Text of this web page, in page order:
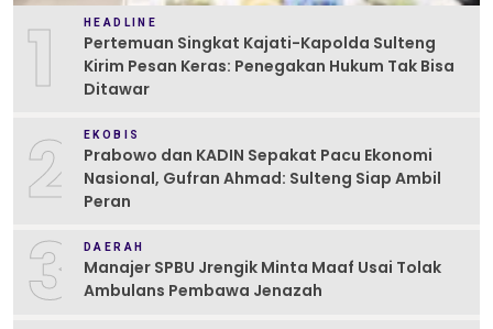
1 HEADLINE
Pertemuan Singkat Kajati-Kapolda Sulteng
Kirim Pesan Keras: Penegakan Hukum Tak Bisa
Ditawar
2 EKOBIS
Prabowo dan KADIN Sepakat Pacu Ekonomi
Nasional, Gufran Ahmad: Sulteng Siap Ambil
Peran
3 DAERAH
Manajer SPBU Jrengik Minta Maaf Usai Tolak
Ambulans Pembawa Jenazah